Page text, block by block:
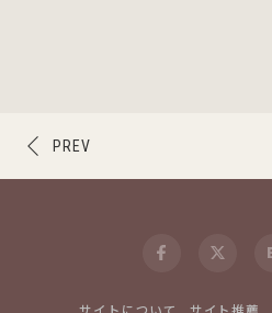
PREV